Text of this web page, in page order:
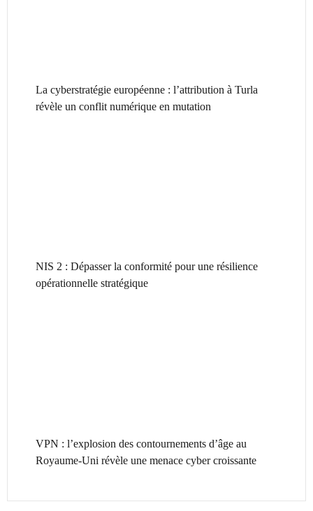
La cyberstratégie européenne : l’attribution à Turla
révèle un conflit numérique en mutation
NIS 2 : Dépasser la conformité pour une résilience
opérationnelle stratégique
VPN : l’explosion des contournements d’âge au
Royaume-Uni révèle une menace cyber croissante